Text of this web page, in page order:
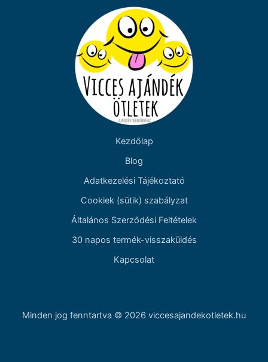
Kezdőlap
Blog
Adatkezelési Tájékoztató
Cookiek (sütik) szabályzat
Általános Szerződési Feltételek
30 napos termék-visszaküldés
Kapcsolat
Minden jog fenntartva © 2026 viccesajandekotletek.hu